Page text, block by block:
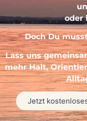
oder
Doch Du
Lass uns
mehr Halt,
Jetzt